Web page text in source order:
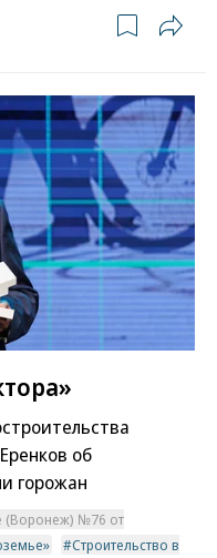
об
горожан
(Воронеж) №76 от
Строительство в